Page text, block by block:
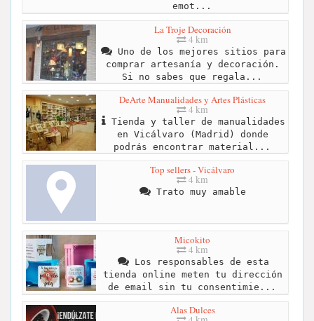
emot...
La Troje Decoración
4 km
Uno de los mejores sitios para
comprar artesanía y decoración.
Si no sabes que regala...
DeArte Manualidades y Artes Plásticas
4 km
Tienda y taller de manualidades
en Vicálvaro (Madrid) donde
podrás encontrar material...
Top sellers - Vicálvaro
4 km
Trato muy amable
Micokito
4 km
Los responsables de esta
tienda online meten tu dirección
de email sin tu consentimie...
Alas Dulces